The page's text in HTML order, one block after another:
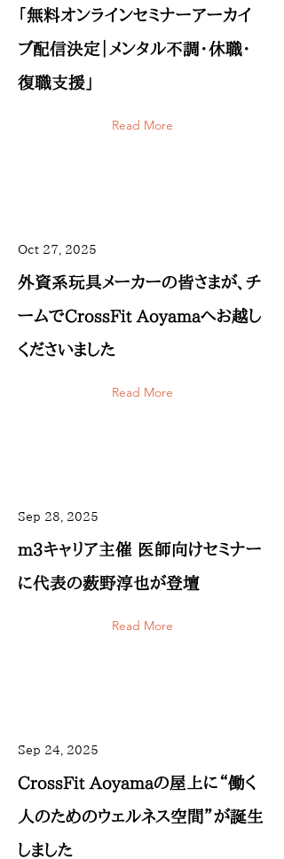
「無料オンラインセミナーアーカイ
ブ配信決定｜メンタル不調・休職・
復職支援」
Read More
Oct 27, 2025
外資系玩具メーカーの皆さまが、チ
ームでCrossFit Aoyamaへお越し
くださいました
Read More
Sep 28, 2025
m3キャリア主催 医師向けセミナー
に代表の薮野淳也が登壇
Read More
Sep 24, 2025
CrossFit Aoyamaの屋上に“働く
人のためのウェルネス空間”が誕生
しました